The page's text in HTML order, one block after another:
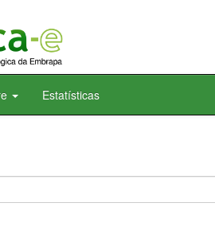
Estatísticas